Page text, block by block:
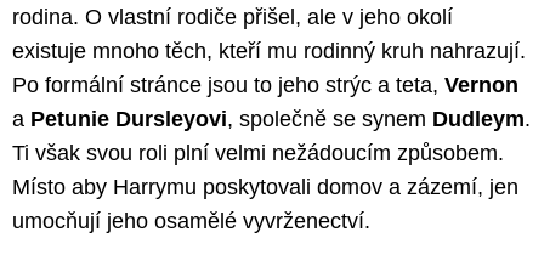
rodina. O vlastní rodiče přišel, ale v jeho okolí
existuje mnoho těch, kteří mu rodinný kruh nahrazují.
Po formální stránce jsou to jeho strýc a teta, Vernon
a Petunie Dursleyovi, společně se synem Dudleym.
Ti však svou roli plní velmi nežádoucím způsobem.
Místo aby Harrymu poskytovali domov a zázemí, jen
umocňují jeho osamělé vyvrženectví.